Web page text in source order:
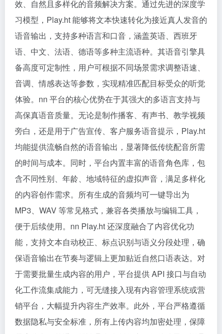
效、自然且多样化的音频解决方案。通过先进的深度学
习模型，Play.ht 能够将文本快速转化为接近真人发音的
语音输出，支持多种语言和口音，涵盖英语、西班牙
语、中文、法语、德语等多种主流语种。其语音引擎具
备高度可定制性，用户可根据不同场景需求调整语速、
音调、情感表达等参数，实现精准匹配目标受众的听觉
体验。nn 平台的核心优势在于其强大的多语言支持与
高保真语音质量。无论是制作播客、有声书、教学视频
旁白，还是用于广告宣传、客户服务语音提示，Play.ht
均能提供流畅自然的语音输出，显著降低传统配音所需
的时间与成本。同时，平台内置丰富的语音角色库，包
含不同性别、年龄、地域特征的虚拟声音，满足多样化
的内容创作需求。所有生成的音频均可一键导出为
MP3、WAV 等常见格式，兼容各类播放与编辑工具，
便于后续使用。nn Play.ht 还深度融合了内容优化功
能，支持文本自动校正、标点识别与语义分段处理，确
保语音输出在节奏与逻辑上更加贴近自然口语表达。对
于需要批量生成内容的用户，平台提供 API 接口与自动
化工作流集成能力，可无缝接入现有内容管理系统或营
销平台，大幅提升内容生产效率。此外，平台严格遵循
数据隐私与安全标准，所有上传内容均加密处理，保障